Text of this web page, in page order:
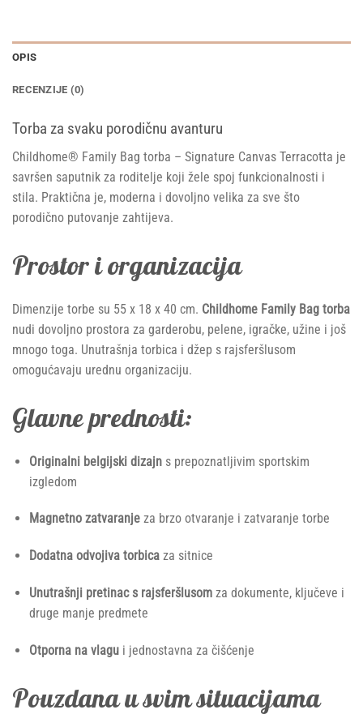
OPIS
RECENZIJE (0)
Torba za svaku porodičnu avanturu
Childhome® Family Bag torba – Signature Canvas Terracotta je
savršen saputnik za roditelje koji žele spoj funkcionalnosti i
stila. Praktična je, moderna i dovoljno velika za sve što
porodično putovanje zahtijeva.
Prostor i organizacija
Dimenzije torbe su 55 x 18 x 40 cm. Childhome Family Bag torba
nudi dovoljno prostora za garderobu, pelene, igračke, užine i još
mnogo toga. Unutrašnja torbica i džep s rajsferšlusom
omogućavaju urednu organizaciju.
Glavne prednosti:
Originalni belgijski dizajns prepoznatljivim sportskim
izgledom
Magnetno zatvaranjeza brzo otvaranje i zatvaranje torbe
Dodatna odvojiva torbicaza sitnice
Unutrašnji pretinac s rajsferšlusomza dokumente, ključeve i
druge manje predmete
Otporna na vlagui jednostavna za čišćenje
Pouzdana u svim situacijama